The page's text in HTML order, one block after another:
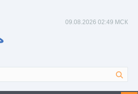
09.08.2026 02:49 МСК